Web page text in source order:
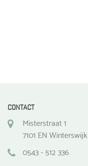
CONTACT
Misterstraat 1
7101 EN Winterswijk
0543 - 512 336